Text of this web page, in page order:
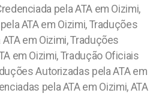
pela ATA em Oizimi,
ATA em Oizimi, Traduções
em Oizimi, Traduções
em Oizimi, Tradução Oficiais
Autorizadas pela ATA em
pela ATA em Oizimi, ATA